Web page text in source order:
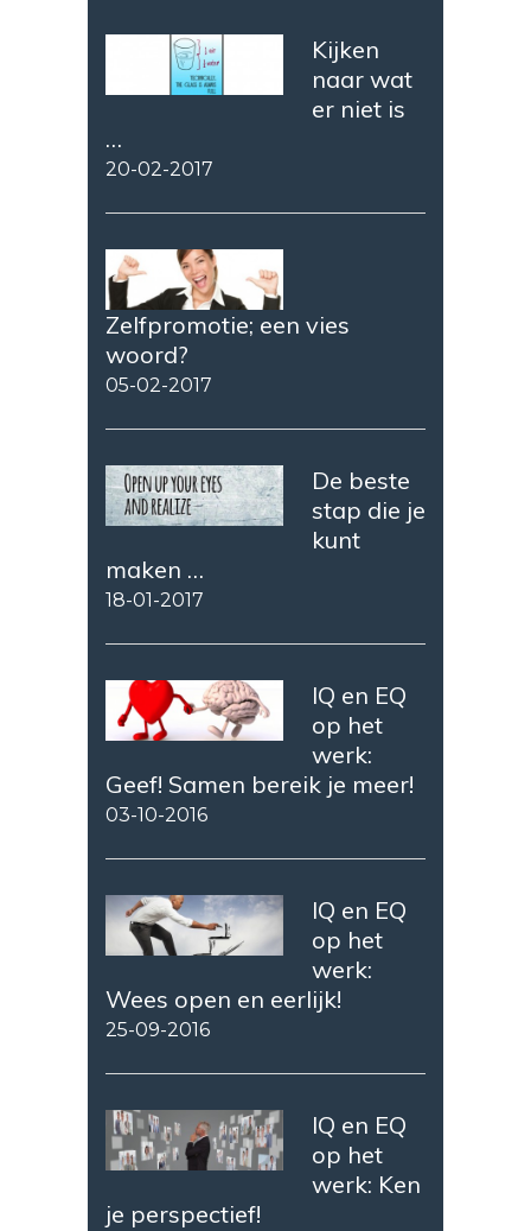
Kijken
naar wat
er niet is
…
20-02-2017
Zelfpromotie; een vies
woord?
05-02-2017
De beste
stap die je
kunt
maken …
18-01-2017
IQ en EQ
op het
werk:
Geef! Samen bereik je meer!
03-10-2016
IQ en EQ
op het
werk:
Wees open en eerlijk!
25-09-2016
IQ en EQ
op het
werk: Ken
je perspectief!